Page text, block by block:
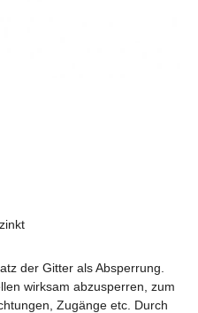
der Gitter als Absperrung.
wirksam abzusperren, zum
Zugänge etc. Durch